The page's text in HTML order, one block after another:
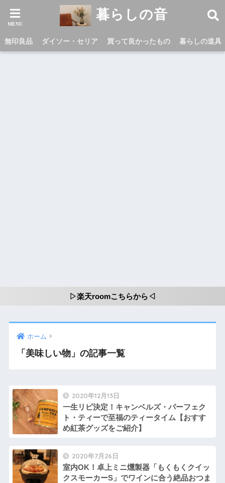
暮らしの音
無印良品 ダイソー・セリア 買って良かったもの 暮らしの道具
▷楽天roomこちらから◁
ホーム
「美味しい物」の記事一覧
2020年12月13日
一生リピ決定！キャンベルズ・パーフェク
ト・ティーで至福のティータイム【おすす
め紅茶グッズをご紹介】
2020年7月26日
室内OK！卓上ミニ燻製器「もくもくクイッ
クスモーカーS」でワインに合う絶品おつま